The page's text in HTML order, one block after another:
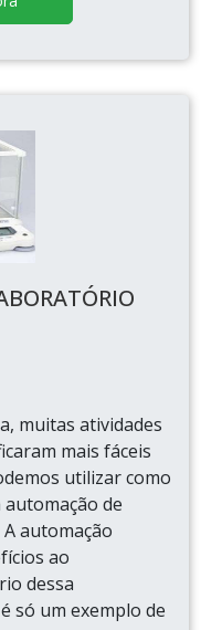
muitas atividades
mais fáceis
utilizar como
de
automação
ao
dessa
só um exemplo de